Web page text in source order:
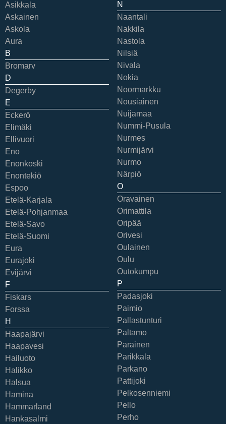
Asikkala
Askainen
Askola
Aura
B
Bromarv
D
Degerby
E
Eckerö
Elimäki
Ellivuori
Eno
Enonkoski
Enontekiö
Espoo
Etelä-Karjala
Etelä-Pohjanmaa
Etelä-Savo
Etelä-Suomi
Eura
Eurajoki
Evijärvi
F
Fiskars
Forssa
H
Haapajärvi
Haapavesi
Hailuoto
Halikko
Halsua
Hamina
Hammarland
Hankasalmi
N
Naantali
Nakkila
Nastola
Nilsiä
Nivala
Nokia
Noormarkku
Nousiainen
Nuijamaa
Nummi-Pusula
Nurmes
Nurmijärvi
Nurmo
Närpiö
O
Oravainen
Orimattila
Oripää
Orivesi
Oulainen
Oulu
Outokumpu
P
Padasjoki
Paimio
Pallastunturi
Paltamo
Parainen
Parikkala
Parkano
Pattijoki
Pelkosenniemi
Pello
Perho